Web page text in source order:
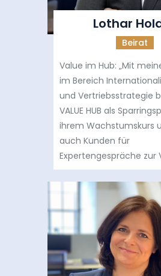
Lothar
Beirat
Value im Hub: „Mit
im Bereich
und Vertriebsstrategie
VALUE HUB als
ihrem Wachstumskurs
auch Kunden für
Expertengespräche zur